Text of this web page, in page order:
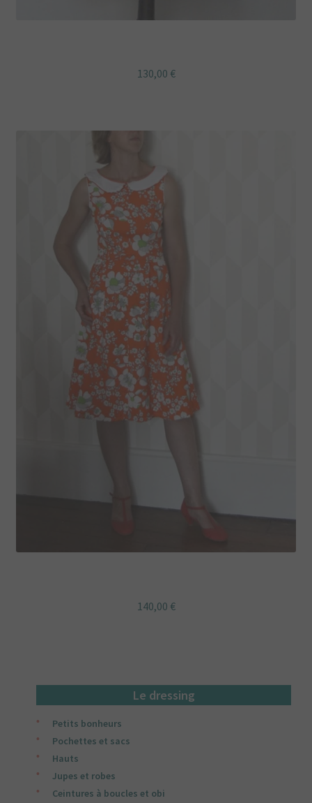
130,00 €
140,00 €
Le dressing
Petits bonheurs
Pochettes et sacs
Hauts
Jupes et robes
Ceintures à boucles et obi